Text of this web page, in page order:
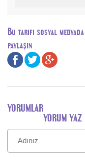
Bu tarifi sosyal medyada
paylaşın
YORUMLAR
YORUM YAZ